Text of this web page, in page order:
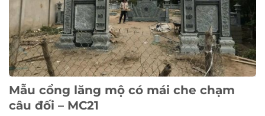
Mẫu cổng lăng mộ có mái che chạm
câu đối – MC21